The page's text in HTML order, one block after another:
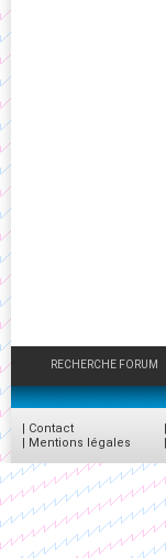
RECHERCHE FORUM
| Contact
| Mentions légales
|
|